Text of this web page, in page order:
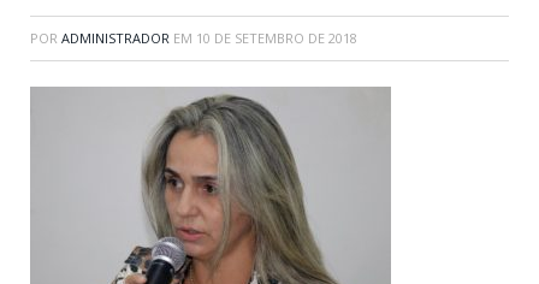
POR ADMINISTRADOR EM 10 DE SETEMBRO DE 2018